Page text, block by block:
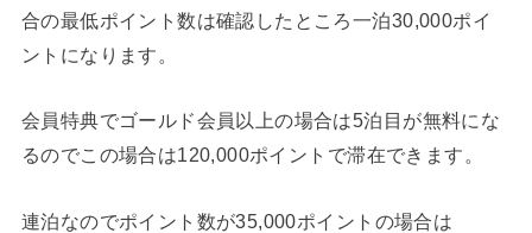
合の最低ポイント数は確認したところ一泊30,000ポイ
ントになります。
会員特典でゴールド会員以上の場合は5泊目が無料にな
るのでこの場合は120,000ポイントで滞在できます。
連泊なのでポイント数が35,000ポイントの場合は